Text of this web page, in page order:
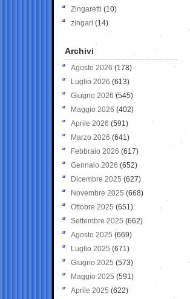
Zingaretti (10)
zingari (14)
Archivi
Agosto 2026 (178)
Luglio 2026 (613)
Giugno 2026 (545)
Maggio 2026 (402)
Aprile 2026 (591)
Marzo 2026 (641)
Febbraio 2026 (617)
Gennaio 2026 (652)
Dicembre 2025 (627)
Novembre 2025 (668)
Ottobre 2025 (651)
Settembre 2025 (662)
Agosto 2025 (669)
Luglio 2025 (671)
Giugno 2025 (573)
Maggio 2025 (591)
Aprile 2025 (622)